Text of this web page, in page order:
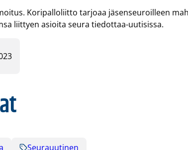
Koripalloliitto tarjoaa jäsenseuroilleen
liittyen asioita seura tiedottaa-uutisissa.
Seurauutinen